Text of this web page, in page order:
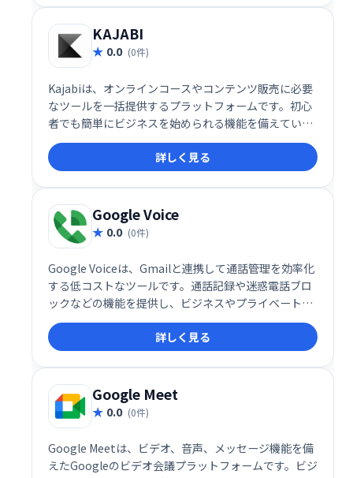
KAJABI
0.0 (0件)
Kajabiは、オンラインコースやコンテンツ販売に必要
なツールを一括提供するプラットフォームです。初心
者でも簡単にビジネスを始められる機能を備えていま
す。
詳しく見る
Google Voice
0.0 (0件)
Google Voiceは、Gmailと連携して通話管理を効率化
する低コストなツールです。通話記録や迷惑電話ブロ
ックなどの機能を提供し、ビジネスやプライベートで
の通話管理をスマートにサポートします。
詳しく見る
Google Meet
0.0 (0件)
Google Meetは、ビデオ、音声、メッセージ機能を備
えたGoogleのビデオ会議プラットフォームです。ビジ